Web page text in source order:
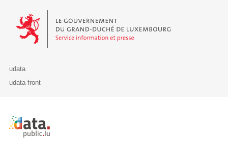
Le Gouvernement du Grand-Duché de Luxembourg - Service
udata
udata-front
Retour à l'accueil de data.public.lu